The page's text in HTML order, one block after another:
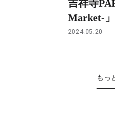
吉祥寺
Market-
2024.05.20
もっ